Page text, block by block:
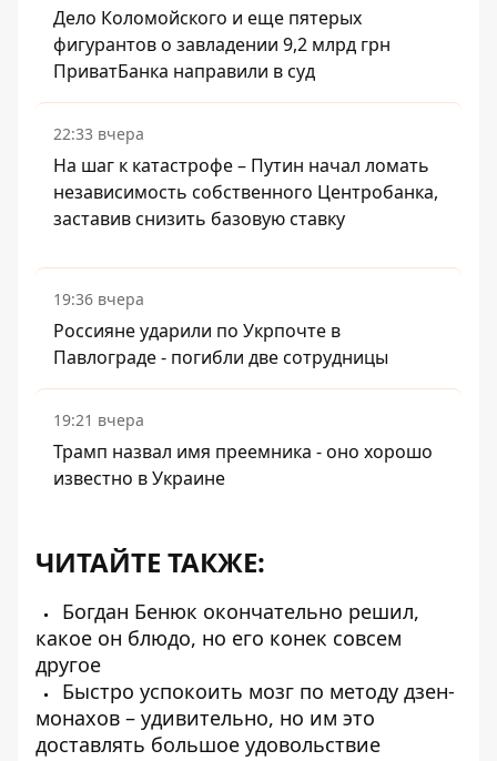
Дело Коломойского и еще пятерых
фигурантов о завладении 9,2 млрд грн
ПриватБанка направили в суд
22:33 вчера
На шаг к катастрофе – Путин начал ломать
независимость собственного Центробанка,
заставив снизить базовую ставку
19:36 вчера
Россияне ударили по Укрпочте в
Павлограде - погибли две сотрудницы
19:21 вчера
Трамп назвал имя преемника - оно хорошо
известно в Украине
ЧИТАЙТЕ ТАКЖЕ:
Богдан Бенюк окончательно решил,
какое он блюдо, но его конек совсем
другое
Быстро успокоить мозг по методу дзен-
монахов – удивительно, но им это
доставлять большое удовольствие